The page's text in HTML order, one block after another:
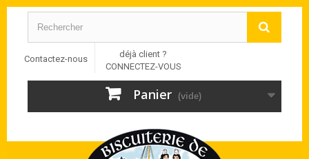
Contactez-nous
déjà client ?
CONNECTEZ-VOUS
Panier (vide)